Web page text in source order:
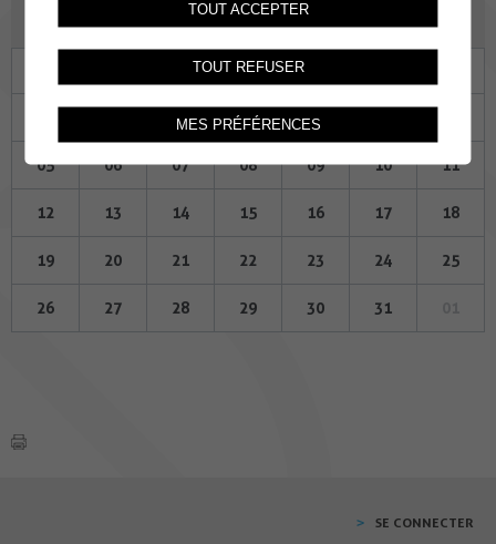
DÉCEMBRE 2022
Je
30 01 02
05 06 07 08 09 10 11
12 13 14 15 16 17 18
19 20 21 22 23 24 25
26 27 28 29 30 31
SE CONNECTER
TOUT ACCEPTER
TOUT REFUSER
MES PRÉFÉRENCES